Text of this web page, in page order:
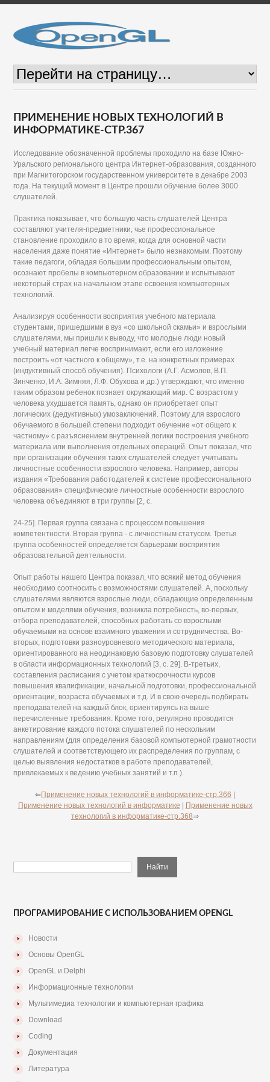
ПРИМЕНЕНИЕ НОВЫХ ТЕХНОЛОГИЙ В
ИНФОРМАТИКЕ-СТР.367
Исследование обозначенной проблемы проходило на базе Южно-
Уральского регионального центра Интернет-образования, созданного
при Магнитогорском государственном университете в декабре 2003
года. На текущий момент в Центре прошли обучение более 3000
слушателей.
Практика показывает, что большую часть слушателей Центра
составляют учителя-предметники, чье профессиональное
становление проходило в то время, когда для основной части
населения даже понятие «Интернет» было незнакомым. Поэтому
такие педагоги, обладая большим профессиональным опытом,
осознают пробелы в компьютерном образовании и испытывают
некоторый страх на начальном этапе освоения компьютерных
технологий.
Анализируя особенности восприятия учебного материала
студентами, пришедшими в вуз «со школьной скамьи» и взрослыми
слушателями, мы пришли к выводу, что молодые люди новый
учебный материал легче воспринимают, если его изложение
построить «от частного к общему», т.е. на конкретных примерах
(индуктивный способ обучения). Психологи (А.Г. Асмолов, В.П.
Зинченко, И.А. Зимняя, Л.Ф. Обухова и др.) утверждают, что именно
таким образом ребенок познает окружающий мир. С возрастом у
человека ухудшается память, однако он приобретает опыт
логических (дедуктивных) умозаключений. Поэтому для взрослого
обучаемого в большей степени подходит обучение «от общего к
частному» с разъяснением внутренней логики построения учебного
материала или выполнения отдельных операций. Опыт показал, что
при организации обучения таких слушателей следует учитывать
личностные особенности взрослого человека. Например, авторы
издания «Требования работодателей к системе профессионального
образования» специфические личностные особенности взрослого
человека объединяют в три группы [2, с.
24-25]. Первая группа связана с процессом повышения
компетентности. Вторая группа - с личностным статусом. Третья
группа особенностей определяется барьерами восприятия
образовательной деятельности.
Опыт работы нашего Центра показал, что всякий метод обучения
необходимо соотносить с возможностями слушателей. А, поскольку
слушателями являются взрослые люди, обладающие определенным
опытом и моделями обучения, возникла потребность, во-первых,
отбора преподавателей, способных работать со взрослыми
обучаемыми на основе взаимного уважения и сотрудничества. Во-
вторых, подготовки разноуровневого методического материала,
ориентированного на неодинаковую базовую подготовку слушателей
в области информационных технологий [3, с. 29]. В-третьих,
составления расписания с учетом краткосрочности курсов
повышения квалификации, начальной подготовки, профессиональной
ориентации, возраста обучаемых и т.д. И в свою очередь подбирать
преподавателей на каждый блок, ориентируясь на выше
перечисленные требования. Кроме того, регулярно проводится
анкетирование каждого потока слушателей по нескольким
направлениям (для определения базовой компьютерной грамотности
слушателей и соответствующего их распределения по группам, с
целью выявления недостатков в работе преподавателей,
привлекаемых к ведению учебных занятий и т.п.).
⇐Применение новых технологий в информатике-стр.366
Применение новых технологий в информатике
Применение новых
технологий в информатике-стр.368⇒
ПРОГРАМИРОВАНИЕ С ИСПОЛЬЗОВАНИЕМ OPENGL
Новости
Основы OpenGL
OpenGL и Delphi
Информационные технологии
Мультимедиа технологии и компьютерная графика
Download
Coding
Документация
Литература